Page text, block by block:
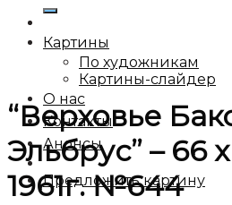
Картины
По художникам
Картины-слайдер
О нас
Контакты
Анонсы
Предложить картину
“Верховье
Эльбрус” – 66
1961г. №644